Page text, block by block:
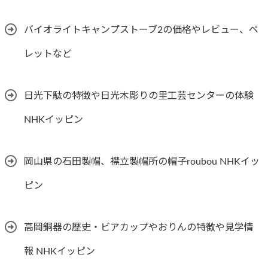
バイオライトキャンプストーブ2の価格やレビュー、ペ
レットなど
日光下駄の特徴や日光木彫りの里工芸センターの体験
NHKイッピン
岡山県の石田製帽、襟立製帽所の帽子roubou NHKイッ
ピン
高岡銅器の歴史・ビアカップやおりんの特徴や見学情
報 NHKイッピン